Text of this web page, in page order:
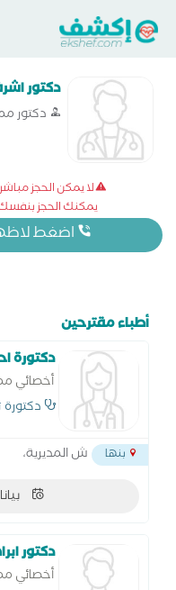
دكتور
دكتور
لا يمكن الحجز
يمكنك الحجز بنفسك
اضغط
أطباء مقترحين
دكتورة
أخصائي
بنها ش المديرية،
دكتور
أخصائي